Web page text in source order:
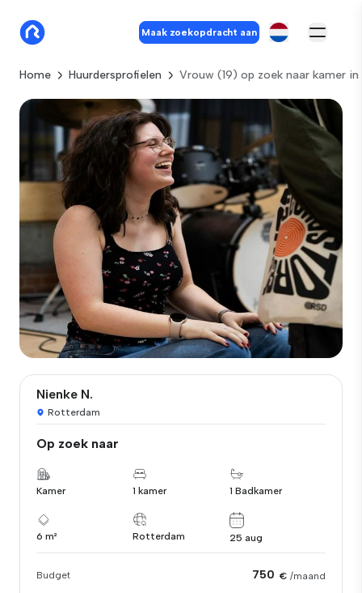
Maak zoekopdracht aan
Home Huurdersprofielen Vrouw (19) op zoek naar kamer
Nienke N.
Rotterdam
Op zoek naar
Kamer 1 kamer 1 Badkamer
6 m² Rotterdam 25 aug
Budget 750 € /maand